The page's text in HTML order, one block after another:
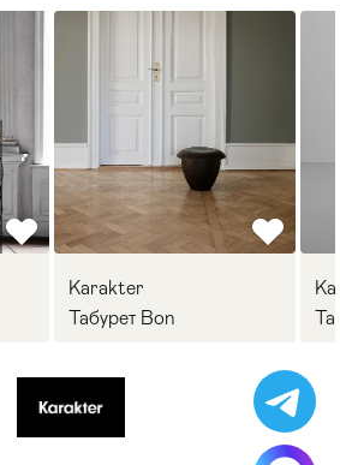
Karakter
Табурет Bon